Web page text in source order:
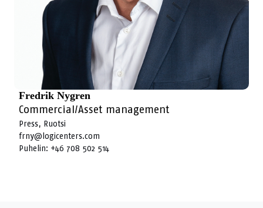
Fredrik Nygren
Commercial/Asset management
Press, Ruotsi
frny@logicenters.com
Puhelin: +46 708 502 514